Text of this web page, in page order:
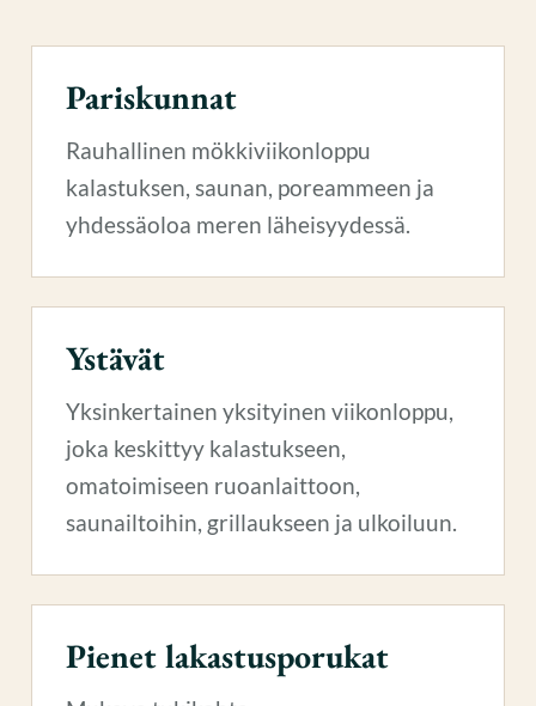
Pariskunnat
Rauhallinen mökkiviikonloppu
kalastuksen, saunan, poreammeen ja
yhdessäoloa meren läheisyydessä.
Ystävät
Yksinkertainen yksityinen viikonloppu,
joka keskittyy kalastukseen,
omatoimiseen ruoanlaittoon,
saunailtoihin, grillaukseen ja ulkoiluun.
Pienet lakastusporukat